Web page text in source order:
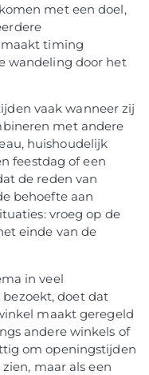
met een doel,
timing
wandeling door het
vaak wanneer zij
met andere
huishoudelijk
feestdag of een
de reden van
behoefte aan
vroeg op de
einde van de
in veel
doet dat
maakt geregeld
andere winkels of
om openingstijden
maar als een